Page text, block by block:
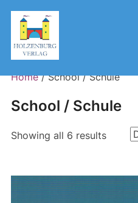
Skip
content
Home/ School / Schule
School / Schule
Showing all 6 results